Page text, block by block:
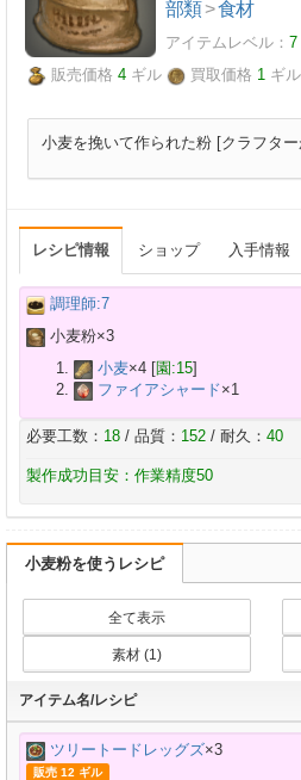
部類>食材
アイテムレベル： 7
販売価格 4 ギル 買取価格 1 ギル
小麦を挽いて作られた粉 [クラフタ
レシピ情報 ショップ 入手情報
調理師:7
小麦粉×3
小麦×4 [園:15]
ファイアシャード×1
必要工数： 18 / 品質： 152 / 耐久： 40
製作成功目安：作業精度50
小麦粉を使うレシピ
全て表示
素材 (1)
アイテム名/レシピ
ツリートードレッグズ×3
販売 12 ギル